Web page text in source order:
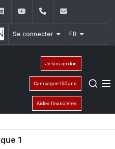
LinkedInYouTube+961 (1) 421 000
Se connecter FR
Je fais un don
Campagne 150 ans
Aides financières
1